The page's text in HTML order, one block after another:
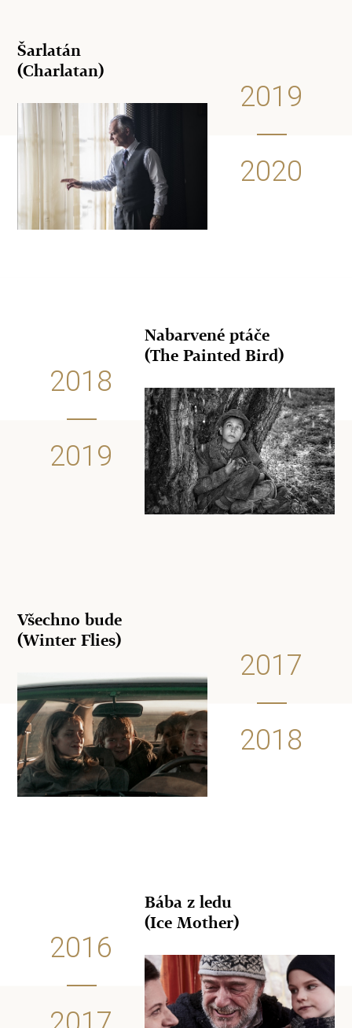
Šarlatán
(Charlatan)
2019
2020
Nabarvené ptáče
(The Painted Bird)
2018
2019
Všechno bude
(Winter Flies)
2017
2018
Bába z ledu
(Ice Mother)
2016